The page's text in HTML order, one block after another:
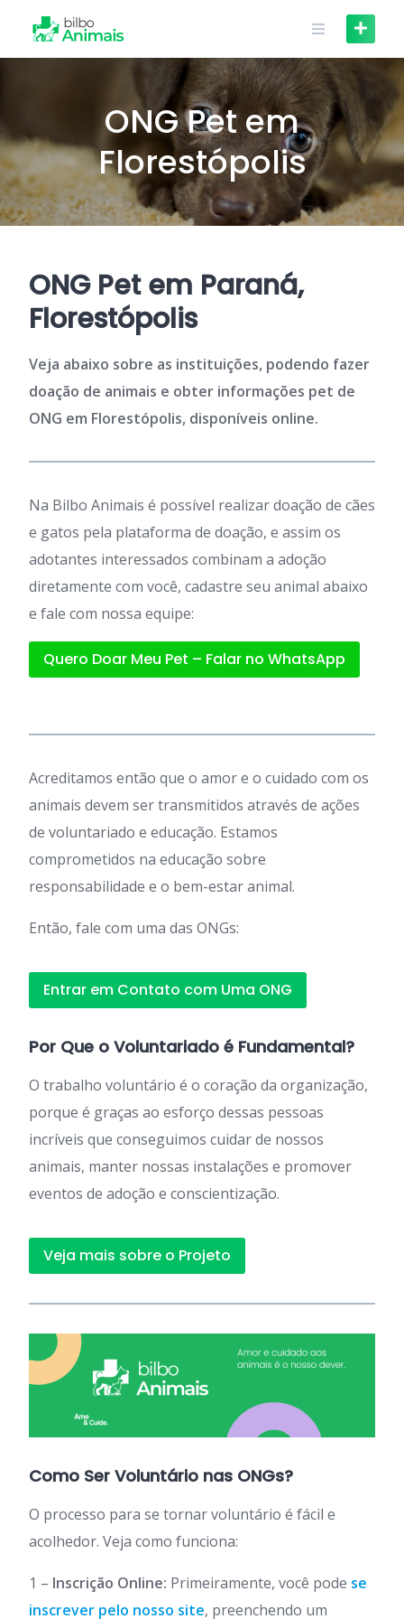
content
ONG Pet em
Florestópolis
ONG Pet em Paraná,
Florestópolis
Veja abaixo sobre as instituições, podendo fazer
doação de animais e obter informações pet de
ONG em Florestópolis, disponíveis online.
Na Bilbo Animais é possível realizar doação de cães
e gatos pela plataforma de doação, e assim os
adotantes interessados combinam a adoção
diretamente com você, cadastre seu animal abaixo
e fale com nossa equipe:
Quero Doar Meu Pet – Falar no WhatsApp
Acreditamos então que o amor e o cuidado com os
animais devem ser transmitidos através de ações
de voluntariado e educação. Estamos
comprometidos na educação sobre
responsabilidade e o bem-estar animal.
Então, fale com uma das ONGs:
Entrar em Contato com Uma ONG
Por Que o Voluntariado é Fundamental?
O trabalho voluntário é o coração da organização,
porque é graças ao esforço dessas pessoas
incríveis que conseguimos cuidar de nossos
animais, manter nossas instalações e promover
eventos de adoção e conscientização.
Veja mais sobre o Projeto
Como Ser Voluntário nas ONGs?
O processo para se tornar voluntário é fácil e
acolhedor. Veja como funciona:
1 – Inscrição Online: Primeiramente, você pode se
inscrever pelo nosso site, preenchendo um